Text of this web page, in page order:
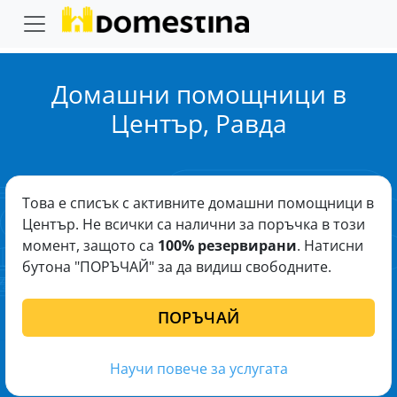
Домашни помощници в
Център, Равда
Това е списък с активните домашни помощници в
Център. Не всички са налични за поръчка в този
момент, защото са 100% резервирани. Натисни
бутона "ПОРЪЧАЙ" за да видиш свободните.
ПОРЪЧАЙ
Научи повече за услугата